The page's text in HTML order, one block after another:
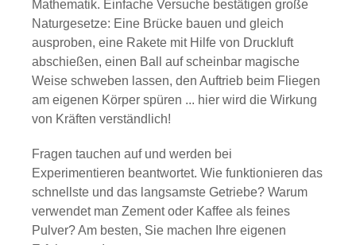
Mathematik. Einfache Versuche bestätigen große
Naturgesetze: Eine Brücke bauen und gleich
ausproben, eine Rakete mit Hilfe von Druckluft
abschießen, einen Ball auf scheinbar magische
Weise schweben lassen, den Auftrieb beim Fliegen
am eigenen Körper spüren ... hier wird die Wirkung
von Kräften verständlich!
Fragen tauchen auf und werden bei
Experimentieren beantwortet. Wie funktionieren das
schnellste und das langsamste Getriebe? Warum
verwendet man Zement oder Kaffee als feines
Pulver? Am besten, Sie machen Ihre eigenen